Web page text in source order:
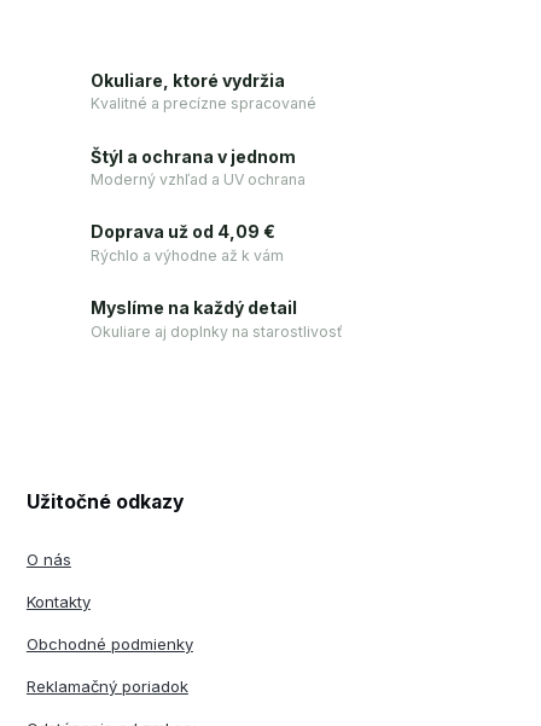
Okuliare, ktoré vydržia
Kvalitné a precízne spracované
Štýl a ochrana v jednom
Moderný vzhľad a UV ochrana
Doprava už od 4,09 €
Rýchlo a výhodne až k vám
Myslíme na každý detail
Okuliare aj doplnky na starostlivosť
Užitočné odkazy
O nás
Kontakty
Obchodné podmienky
Reklamačný poriadok